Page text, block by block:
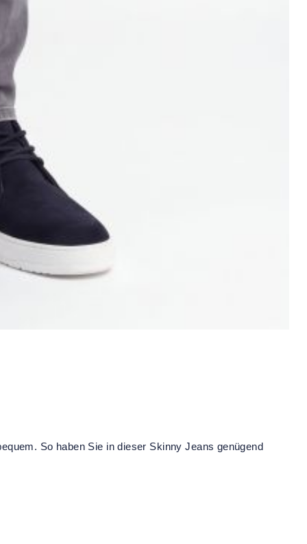
So haben Sie in dieser Skinny Jeans genügend